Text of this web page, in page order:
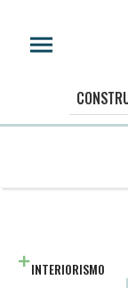
INTERIORISMO